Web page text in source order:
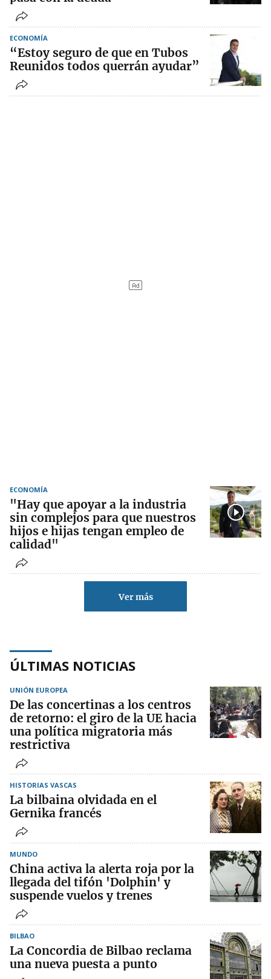
ECONOMÍA
“Estoy seguro de que en Tubos
Reunidos todos querrán ayudar”
ECONOMÍA
"Hay que apoyar a la industria
sin complejos para que nuestros
hijos e hijas tengan empleo de
calidad"
Ver más
ÚLTIMAS NOTICIAS
UNIÓN EUROPEA
De las concertinas a los centros
de retorno: el giro de la UE hacia
una política migratoria más
restrictiva
HISTORIAS VASCAS
La bilbaina olvidada en el
Gernika francés
MUNDO
China activa la alerta roja por la
llegada del tifón 'Dolphin' y
suspende vuelos y trenes
BILBAO
La Concordia de Bilbao reclama
una nueva puesta a punto